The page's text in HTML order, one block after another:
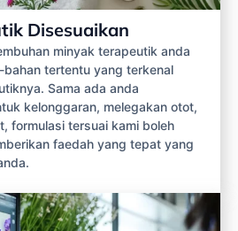
Disesuaikan
minyak terapeutik anda
bahan tertentu yang terkenal
Sama ada anda
kelonggaran, melegakan otot,
formulasi tersuai kami boleh
faedah yang tepat yang